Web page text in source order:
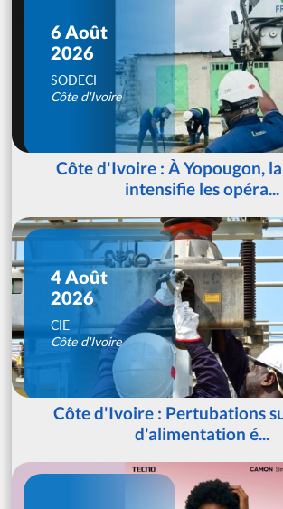
6 Août
2026
SODECI
Côte d'Ivoire
Côte d'Ivoire : À Yopougon,
intensifie les opéra...
4 Août
2026
CIE
Côte d'Ivoire
Côte d'Ivoire : Pertubations
d'alimentation é...